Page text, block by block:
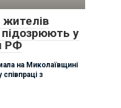
у
РФ
на Миколаївщині
з